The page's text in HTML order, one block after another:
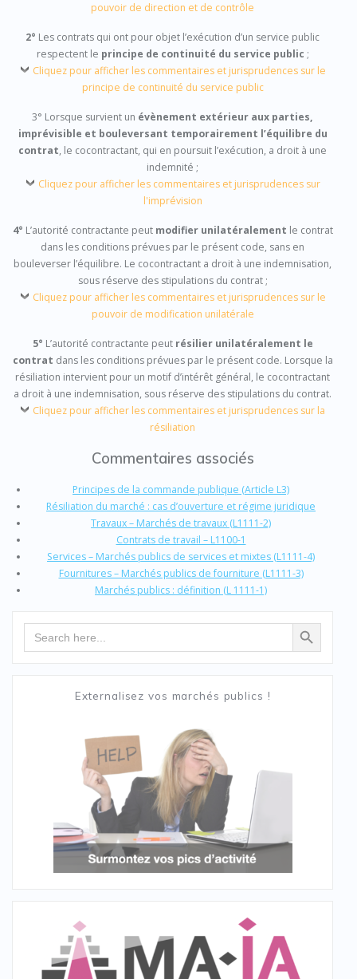
pouvoir de direction et de contrôle
2° Les contrats qui ont pour objet l’exécution d’un service public
respectent le principe de continuité du service public ;
Cliquez pour afficher les commentaires et jurisprudences sur le
principe de continuité du service public
3° Lorsque survient un évènement extérieur aux parties,
imprévisible et bouleversant temporairement l’équilibre du
contrat, le cocontractant, qui en poursuit l’exécution, a droit à une
indemnité ;
Cliquez pour afficher les commentaires et jurisprudences sur
l'imprévision
4° L’autorité contractante peut modifier unilatéralement le contrat
dans les conditions prévues par le présent code, sans en
bouleverser l’équilibre. Le cocontractant a droit à une indemnisation,
sous réserve des stipulations du contrat ;
Cliquez pour afficher les commentaires et jurisprudences sur le
pouvoir de modification unilatérale
5° L’autorité contractante peut résilier unilatéralement le
contrat dans les conditions prévues par le présent code. Lorsque la
résiliation intervient pour un motif d’intérêt général, le cocontractant
a droit à une indemnisation, sous réserve des stipulations du contrat.
Cliquez pour afficher les commentaires et jurisprudences sur la
résiliation
Commentaires associés
Principes de la commande publique (Article L3)
Résiliation du marché : cas d’ouverture et régime juridique
Travaux – Marchés de travaux (L1111-2)
Contrats de travail – L1100-1
Services – Marchés publics de services et mixtes (L1111-4)
Fournitures – Marchés publics de fourniture (L1111-3)
Marchés publics : définition (L 1111-1)
Search Search Button
Externalisez vos marchés publics !